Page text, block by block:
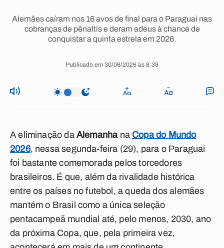
Alemães caíram nos 16 avos de final para o Paraguai nas
cobranças de pênaltis e deram adeus à chance de
conquistar a quinta estrela em 2026.
Publicado em 30/06/2026 às 8:39
A eliminação da Alemanhana Copa do Mundo
2026, nessa segunda-feira (29), para o Paraguai
foi bastante comemorada pelos torcedores
brasileiros. É que, além da rivalidade histórica
entre os países no futebol, a queda dos alemães
mantém o Brasil como a única seleção
pentacampeã mundial até, pelo menos, 2030, ano
da próxima Copa, que, pela primeira vez,